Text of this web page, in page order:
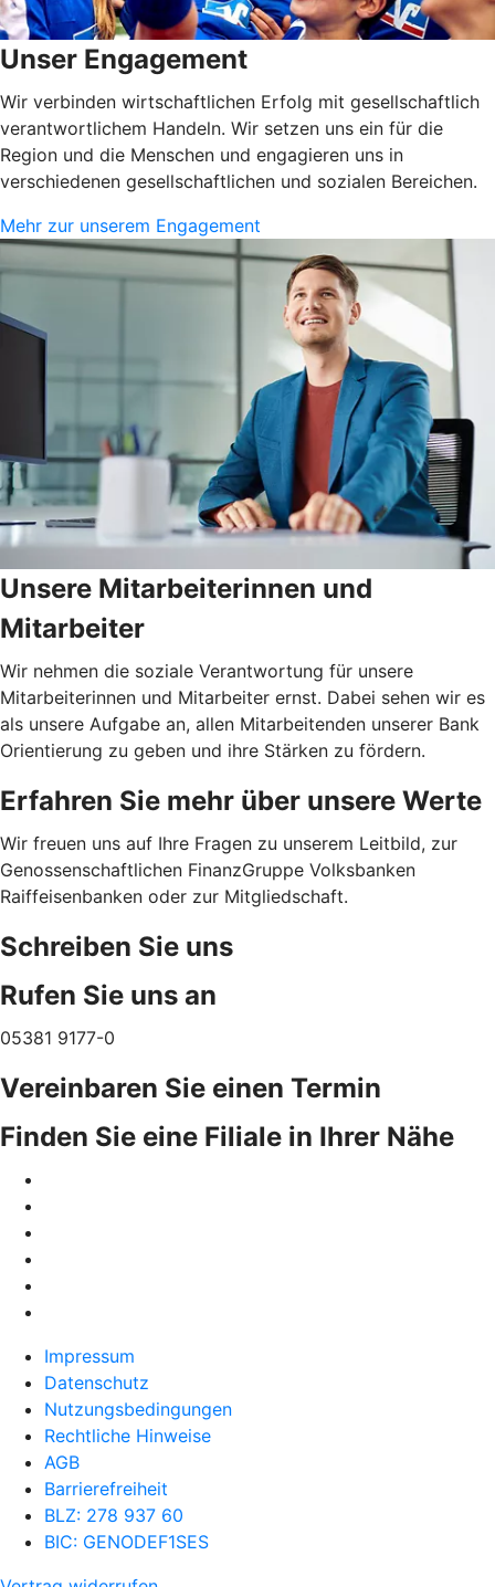
Unser Engagement
Wir verbinden wirtschaftlichen Erfolg mit gesellschaftlich
verantwortlichem Handeln. Wir setzen uns ein für die
Region und die Menschen und engagieren uns in
verschiedenen gesellschaftlichen und sozialen Bereichen.
Mehr zur unserem Engagement
Unsere Mitarbeiterinnen und
Mitarbeiter
Wir nehmen die soziale Verantwortung für unsere
Mitarbeiterinnen und Mitarbeiter ernst. Dabei sehen wir es
als unsere Aufgabe an, allen Mitarbeitenden unserer Bank
Orientierung zu geben und ihre Stärken zu fördern.
Erfahren Sie mehr über unsere Werte
Wir freuen uns auf Ihre Fragen zu unserem Leitbild, zur
Genossenschaftlichen FinanzGruppe Volksbanken
Raiffeisenbanken oder zur Mitgliedschaft.
Schreiben Sie uns
Rufen Sie uns an
05381 9177-0
Vereinbaren Sie einen Termin
Finden Sie eine Filiale in Ihrer Nähe
Impressum
Datenschutz
Nutzungsbedingungen
Rechtliche Hinweise
AGB
Barrierefreiheit
BLZ: 278 937 60
BIC: GENODEF1SES